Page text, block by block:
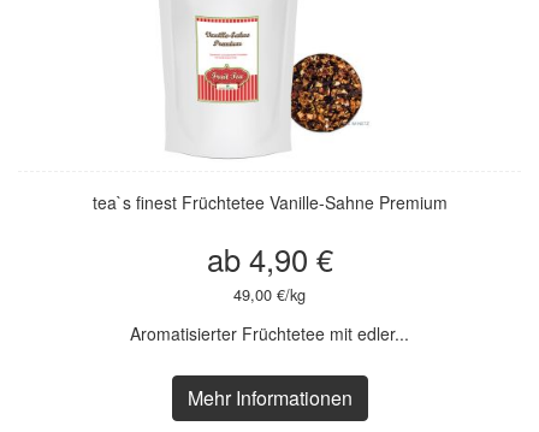
tea`s finest Früchtetee Vanille-Sahne Premium
ab 4,90 €
49,00 €/kg
Aromatisierter Früchtetee mit edler...
Mehr Informationen